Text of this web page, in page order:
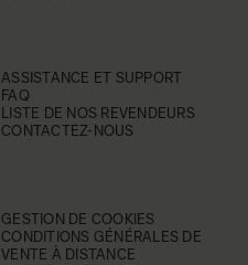
ASSISTANCE ET SUPPORT
FAQ
LISTE DE NOS REVENDEURS
CONTACTEZ-NOUS
GESTION DE COOKIES
CONDITIONS GÉNÉRALES DE
VENTE À DISTANCE